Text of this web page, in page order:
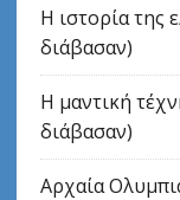
Η ιστορία της
διάβασαν)
Η μαντική
διάβασαν)
Αρχαία